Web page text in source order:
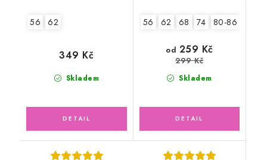
56 62
Skladem
349 Kč
56 62 68 74 80-86
Skladem
od 259 Kč
299 Kč